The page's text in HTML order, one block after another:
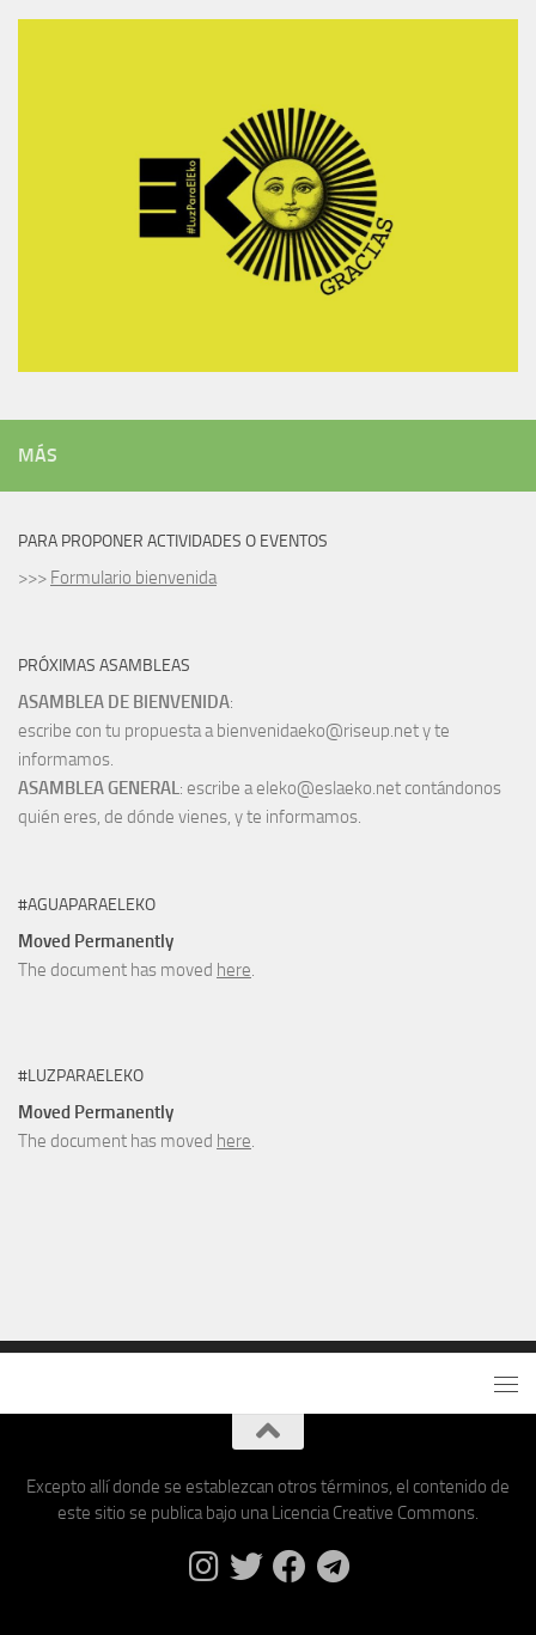
MÁS
PARA PROPONER ACTIVIDADES O EVENTOS
>>> Formulario bienvenida
PRÓXIMAS ASAMBLEAS
ASAMBLEA DE BIENVENIDA:
escribe con tu propuesta a bienvenidaeko@riseup.net y te
informamos.
ASAMBLEA GENERAL: escribe a eleko@eslaeko.net contándonos
quién eres, de dónde vienes, y te informamos.
#AGUAPARAELEKO
Moved Permanently
The document has moved here.
#LUZPARAELEKO
Moved Permanently
The document has moved here.
Excepto allí donde se establezcan otros términos, el contenido de
este sitio se publica bajo una Licencia Creative Commons.